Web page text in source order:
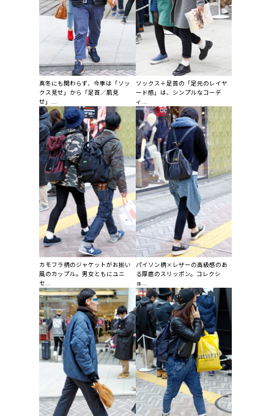
真冬にも関わらず、今季は「ソッ
クス見せ」から「足首／肌見
せ」...
ソックス＋足首の「足元のレイヤ
ード感」は、シンプルなコーデ
ィ...
カモフラ柄のジャケットがお揃い
風のカップル。男女ともにユニ
セ...
パイソン柄×レザーの高級感のあ
る厚底のスリッポン。コレクシ
ョ...